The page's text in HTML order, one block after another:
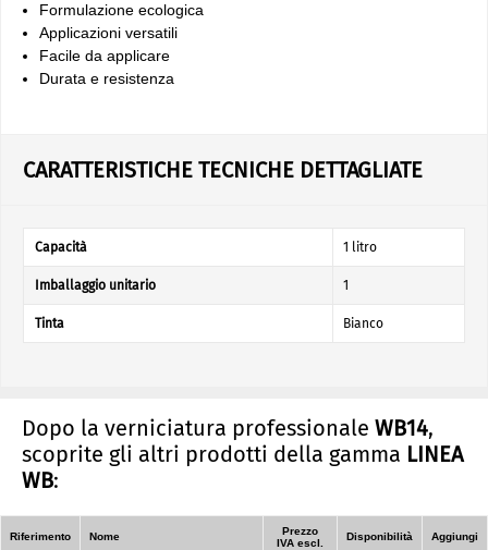
Formulazione ecologica
Applicazioni versatili
Facile da applicare
Durata e resistenza
CARATTERISTICHE TECNICHE DETTAGLIATE
Capacità 1 litro
Imballaggio unitario 1
Tinta Bianco
Dopo la verniciatura professionale WB14,
scoprite gli altri prodotti della gamma LINEA
WB:
Riferimento Nome
Prezzo
IVA escl.
Disponibilità Aggiungi